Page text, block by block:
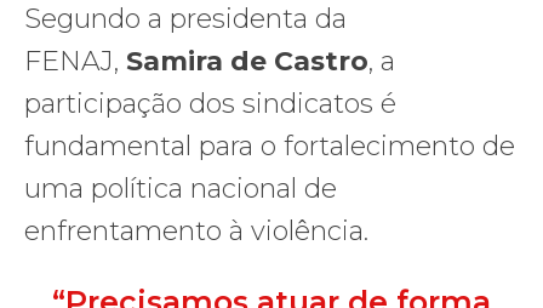
Segundo a presidenta da
FENAJ, Samira de Castro, a
participação dos sindicatos é
fundamental para o fortalecimento de
uma política nacional de
enfrentamento à violência.